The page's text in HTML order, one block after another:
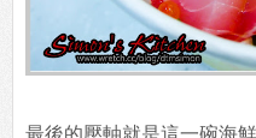
最後的壓軸就是這一碗海